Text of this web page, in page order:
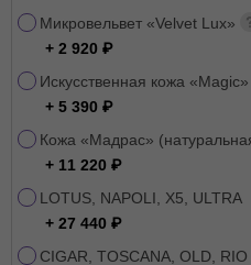
Микровельвет «Velvet Lux»
+ 2 920
Искусственная кожа «Magic»
+ 5 390
Кожа «Мадрас»
+ 11 220
LOTUS, NAPOLI, X5, ULTRA
+ 27 440
CIGAR, TOSCANA, OLD, RIO